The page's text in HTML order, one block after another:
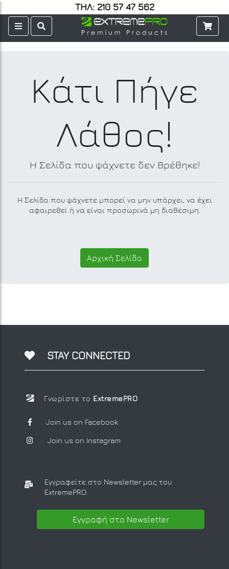
ΤΗΛ: 210 57 47 562
Κάτι Πήγε
Λάθος!
Η Σελίδα που ψάχνετε δεν Βρέθηκε!
Η Σελίδα που ψάχνετε μπορεί να μην υπάρχει, να έχει
αφαιρεθεί ή να είναι προσωρινά μη διαθέσιμη.
Αρχική Σελίδα
STAY CONNECTED
Γνωρίστε το ExtremePRO
Join us on Facebook
Join us on Instagram
Εγγραφείτε στο Newsletter μας του
ExtremePRO.
Εγγραφή στο Newsletter